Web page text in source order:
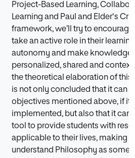
Project-Based Learning,
Learning and Paul and Elder's
framework, we’ll try to
take an active role in their
autonomy and make knowledge
personalized, shared and
the theoretical elaboration of this
is not only concluded that it can
objectives mentioned above, if it
implemented, but also that it can
tool to provide students with
applicable to their lives, making
understand Philosophy as